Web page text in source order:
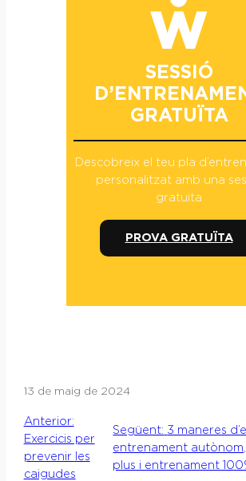
SESSIÓ
GRATUÏTA
Descobreix el teu pla
personalitzat amb una
gratuïta
PROVA GRATUÏTA
13 de maig de 2024
Anterior:
Exercicis per
prevenir les
caigudes
Següent: 3 maneres
entrenament
plus i entrenament